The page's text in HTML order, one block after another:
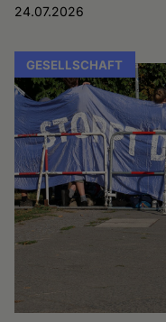
24.07.2026
GESELLSCHAFT